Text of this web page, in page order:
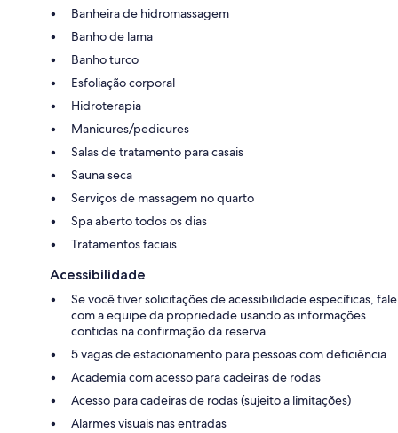
Banheira de hidromassagem
Banho de lama
Banho turco
Esfoliação corporal
Hidroterapia
Manicures/pedicures
Salas de tratamento para casais
Sauna seca
Serviços de massagem no quarto
Spa aberto todos os dias
Tratamentos faciais
Acessibilidade
Se você tiver solicitações de acessibilidade específicas, fale
com a equipe da propriedade usando as informações
contidas na confirmação da reserva.
5 vagas de estacionamento para pessoas com deficiência
Academia com acesso para cadeiras de rodas
Acesso para cadeiras de rodas (sujeito a limitações)
Alarmes visuais nas entradas